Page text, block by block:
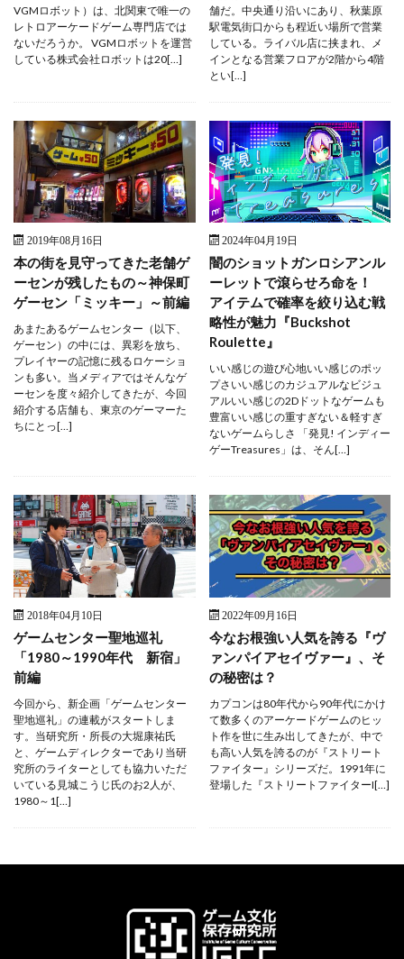
VGMロボット）は、北関東で唯一の
レトロアーケードゲーム専門店では
ないだろうか。 VGMロボットを運営
している株式会社ロボットは20[…]
舗だ。中央通り沿いにあり、秋葉原
駅電気街口からも程近い場所で営業
している。ライバル店に挟まれ、メ
インとなる営業フロアが2階から4階
とい[…]
2019年08月16日
本の街を見守ってきた老舗ゲ
ーセンが残したもの～神保町
ゲーセン「ミッキー」～前編
あまたあるゲームセンター（以下、
ゲーセン）の中には、異彩を放ち、
プレイヤーの記憶に残るロケーショ
ンも多い。当メディアではそんなゲ
ーセンを度々紹介してきたが、今回
紹介する店舗も、東京のゲーマーた
ちにとっ[…]
2024年04月19日
闇のショットガンロシアンル
ーレットで滾らせろ命を！
アイテムで確率を絞り込む戦
略性が魅力『Buckshot
Roulette』
いい感じの遊び心地いい感じのポッ
プさいい感じのカジュアルなビジュ
アルいい感じの2Dドットなゲームも
豊富いい感じの重すぎない＆軽すぎ
ないゲームらしさ 「発見! インディー
ゲーTreasures」は、そん[…]
2018年04月10日
ゲームセンター聖地巡礼
「1980～1990年代 新宿」
前編
今回から、新企画「ゲームセンター
聖地巡礼」の連載がスタートしま
す。当研究所・所長の大堀康祐氏
と、ゲームディレクターであり当研
究所のライターとしても協力いただ
いている見城こうじ氏のお2人が、
1980～1[…]
2022年09月16日
今なお根強い人気を誇る『ヴ
ァンパイアセイヴァー』、そ
の秘密は？
カプコンは80年代から90年代にかけ
て数多くのアーケードゲームのヒッ
ト作を世に生み出してきたが、中で
も高い人気を誇るのが『ストリート
ファイター』シリーズだ。1991年に
登場した『ストリートファイターI[…]